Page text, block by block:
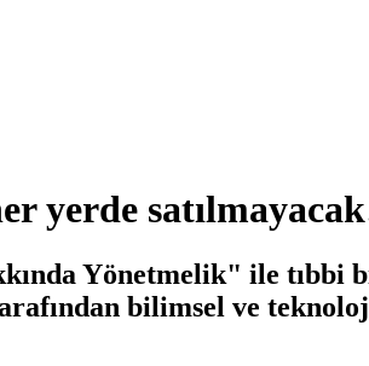
yerde
Yönetmelik" ile tıbbi
bilimsel ve